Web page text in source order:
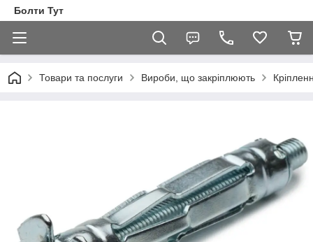
Болти Тут
Товари та послуги Вироби, що закріплюють